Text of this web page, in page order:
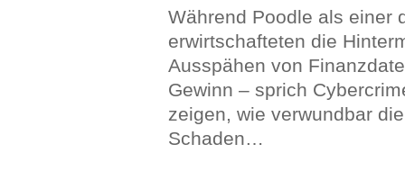
Während Poodle als einer
erwirtschafteten die
Ausspähen von
Gewinn – sprich
zeigen, wie verwundbar
Schaden…